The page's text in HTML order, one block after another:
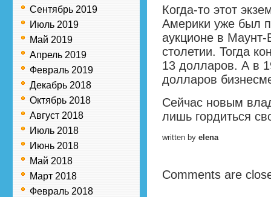
Сентябрь 2019
Июль 2019
Май 2019
Апрель 2019
Февраль 2019
Декабрь 2018
Октябрь 2018
Август 2018
Июль 2018
Июнь 2018
Май 2018
Март 2018
Февраль 2018
Когда-то этот
Америки уже был
аукционе в
столетии. Тогда
13 долларов. А в
долларов
Сейчас новым
лишь гордиться
written by elena
Comments are